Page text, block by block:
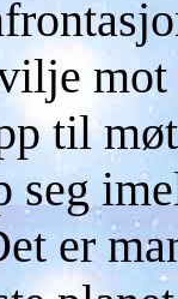
mot
til
seg
er